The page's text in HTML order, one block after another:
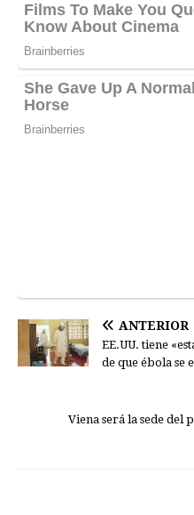
ANTERIOR
EE.UU. tiene
de que ébola se
Viena será la sede del